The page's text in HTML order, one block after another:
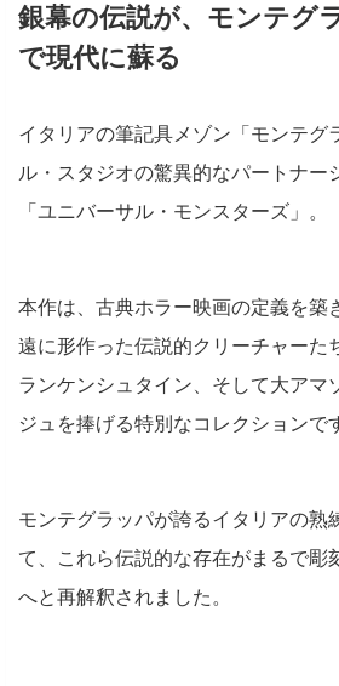
銀幕の伝説が、モンテグ
で現代に蘇る
イタリアの筆記具メゾン「モンテグ
ル・スタジオの驚異的なパートナー
「ユニバーサル・モンスターズ」。
本作は、古典ホラー映画の定義を築
遠に形作った伝説的クリーチャー
ランケンシュタイン、そして大アマ
ジュを捧げる特別なコレクションで
モンテグラッパが誇るイタリアの熟
て、これら伝説的な存在がまるで彫
へと再解釈されました。